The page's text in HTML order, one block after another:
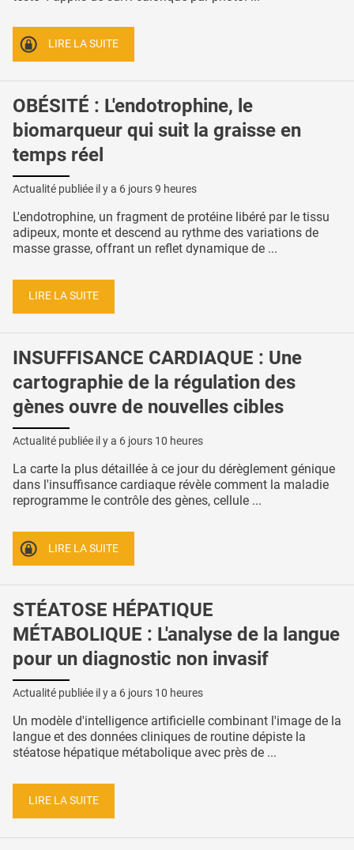
LIRE LA SUITE
OBÉSITÉ : L'endotrophine, le
biomarqueur qui suit la graisse en
temps réel
Actualité publiée il y a 6 jours 9 heures
L'endotrophine, un fragment de protéine libéré par le tissu
adipeux, monte et descend au rythme des variations de
masse grasse, offrant un reflet dynamique de ...
LIRE LA SUITE
INSUFFISANCE CARDIAQUE : Une
cartographie de la régulation des
gènes ouvre de nouvelles cibles
Actualité publiée il y a 6 jours 10 heures
La carte la plus détaillée à ce jour du dérèglement génique
dans l'insuffisance cardiaque révèle comment la maladie
reprogramme le contrôle des gènes, cellule ...
LIRE LA SUITE
STÉATOSE HÉPATIQUE
MÉTABOLIQUE : L'analyse de la langue
pour un diagnostic non invasif
Actualité publiée il y a 6 jours 10 heures
Un modèle d'intelligence artificielle combinant l'image de la
langue et des données cliniques de routine dépiste la
stéatose hépatique métabolique avec près de ...
LIRE LA SUITE